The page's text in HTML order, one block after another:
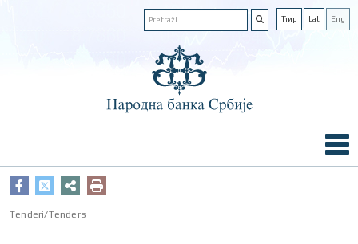
Ћир Lat Eng
Tenderi/Tenders